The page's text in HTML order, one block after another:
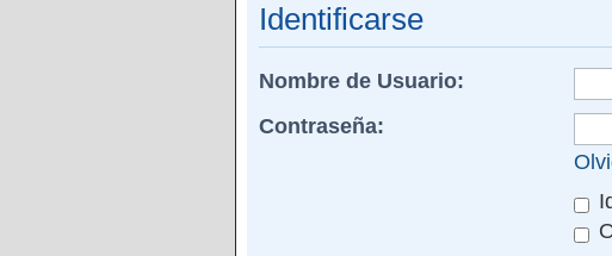
Identificarse
Nombre de Usuario:
Contraseña: